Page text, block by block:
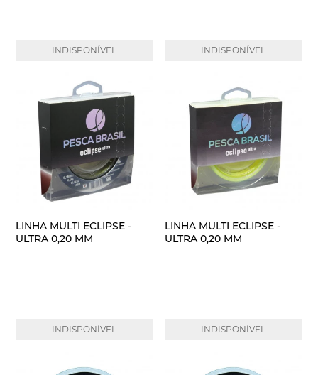
INDISPONÍVEL INDISPONÍVEL
LINHA MULTI ECLIPSE -
ULTRA 0,20 MM
INDISPONÍVEL
LINHA MULTI ECLIPSE -
ULTRA 0,20 MM
INDISPONÍVEL